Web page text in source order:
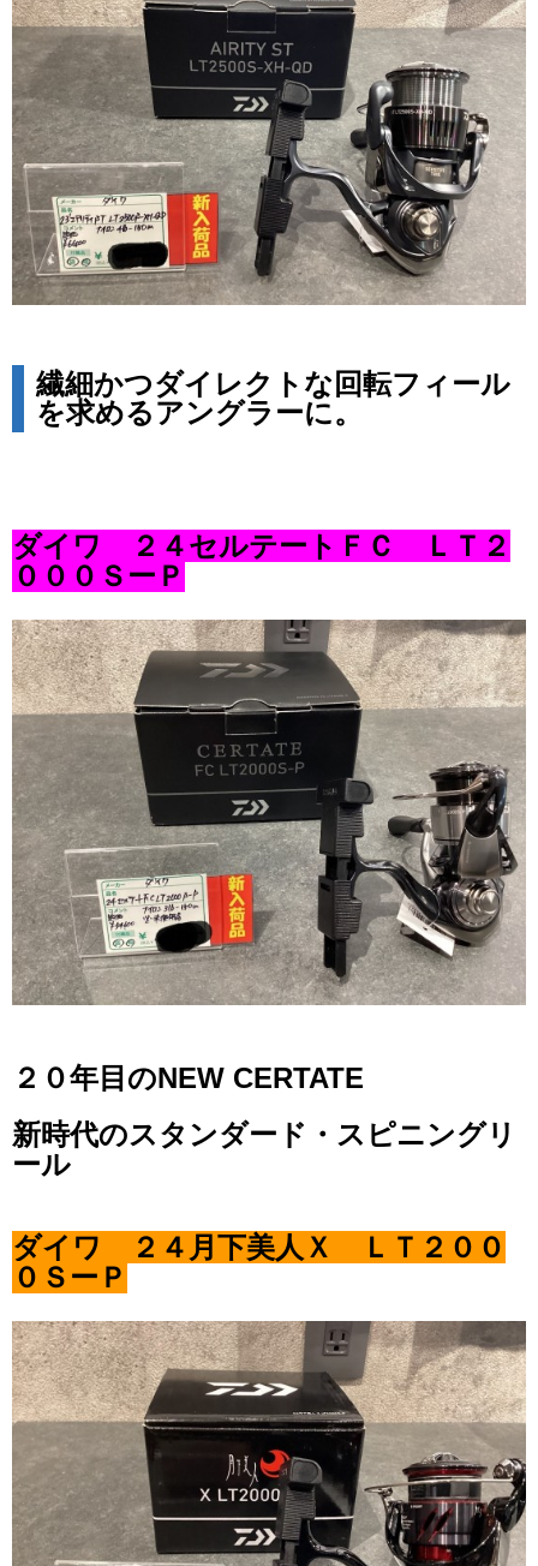
繊細かつダイレクトな回転フィール
を求めるアングラーに。
ダイワ ２４セルテートＦＣ ＬＴ２
０００ＳーＰ
２０年目のNEW CERTATE
新時代のスタンダード・スピニングリ
ール
ダイワ ２４月下美人Ｘ ＬＴ２００
０ＳーＰ